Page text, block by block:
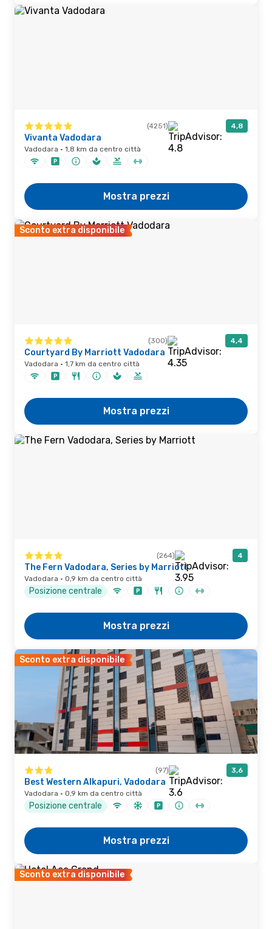
(4251) 4,8
Vivanta Vadodara
Vadodara · 1,8 km da centro città
Mostra prezzi
Sconto extra disponibile
(300) 4,4
Courtyard By Marriott Vadodara
Vadodara · 1,7 km da centro città
Mostra prezzi
(264) 4
The Fern Vadodara, Series by Marriott
Vadodara · 0,9 km da centro città
Posizione centrale
Mostra prezzi
Sconto extra disponibile
(97) 3,6
Best Western Alkapuri, Vadodara
Vadodara · 0,9 km da centro città
Posizione centrale
Mostra prezzi
Sconto extra disponibile